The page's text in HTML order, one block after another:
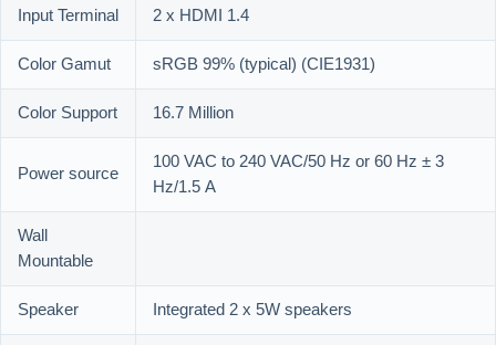
Input Terminal
2 x HDMI 1.4
Color Gamut
sRGB 99% (typical) (CIE1931)
Color Support
16.7 Million
Power source
100 VAC to 240 VAC/50 Hz or 60 Hz ± 3
Hz/1.5 A
Wall
Mountable
Speaker
Integrated 2 x 5W speakers